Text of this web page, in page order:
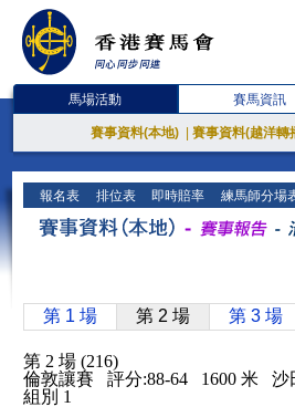
馬場活動 賽馬資訊
賽事資料(本地) 賽事資料(越洋轉
報名表 排位表 即時賠率 練馬師分場
第 1 場 第 2 場 第 3 場
第 2 場 (216)
倫敦讓賽 評分:88-64 1600 米
組別 1